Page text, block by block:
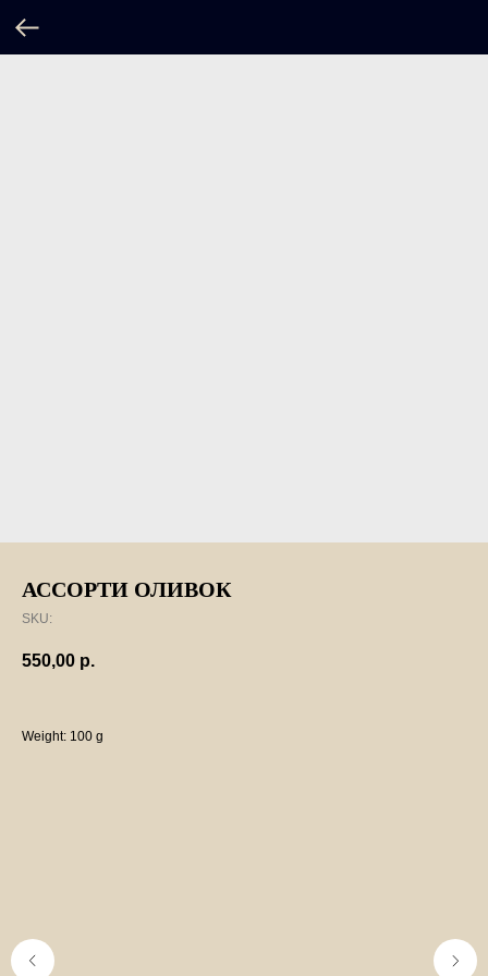
АССОРТИ ОЛИВОК
SKU:
550,00 р.
Weight: 100 g